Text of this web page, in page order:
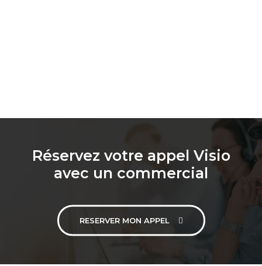
Réservez votre appel Visio
avec un commercial
RESERVER MON APPEL